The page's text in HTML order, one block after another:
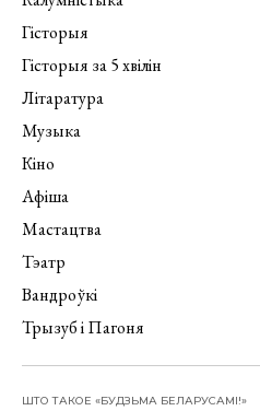
Гісторыя
Гісторыя за 5 хвілін
Літаратура
Музыка
Кіно
Афіша
Мастацтва
Тэатр
Вандроўкі
Трызуб і Пагоня
ШТО ТАКОЕ «БУДЗЬМА БЕЛАРУСАМІ!»